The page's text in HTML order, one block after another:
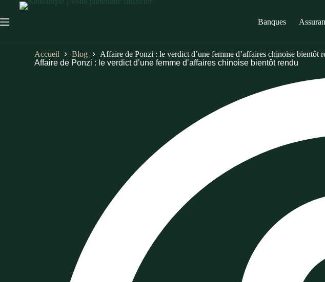
Banques
Accueil Blog
Affaire de Ponzi : le verdict d’une femme d’affaires chinoise bientôt
Affaire de Ponzi : le verdict d’une femme d’affaires chinoise bientôt rendu